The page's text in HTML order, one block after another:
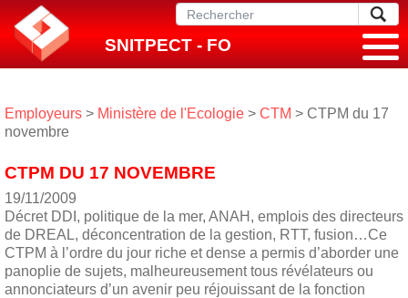
SNITPECT - FO
Employeurs > Ministère de l'Ecologie > CTM > CTPM du 17
novembre
CTPM DU 17 NOVEMBRE
19/11/2009
Décret DDI, politique de la mer, ANAH, emplois des directeurs
de DREAL, déconcentration de la gestion, RTT, fusion…Ce
CTPM à l’ordre du jour riche et dense a permis d’aborder une
panoplie de sujets, malheureusement tous révélateurs ou
annonciateurs d’un avenir peu réjouissant de la fonction